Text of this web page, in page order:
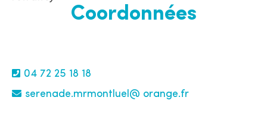
Coordonnées
04 72 25 18 18
serenade.mrmontluel@ orange.fr